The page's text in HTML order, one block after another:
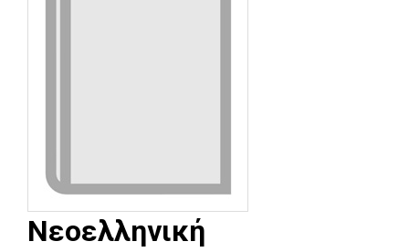
Νεοελληνική